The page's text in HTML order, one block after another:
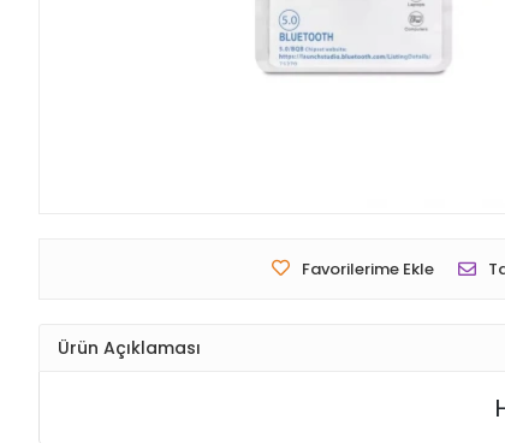
Favorilerime Ekle
Ürün Açıklaması